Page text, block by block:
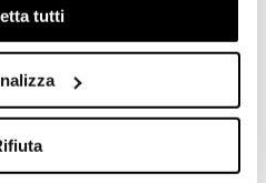
avvisi pubblicitari mirati, in
uno dei bottoni sotto
dettagli visionando
La chiusura del presente
dei soli cookie tecnici ed
tutti